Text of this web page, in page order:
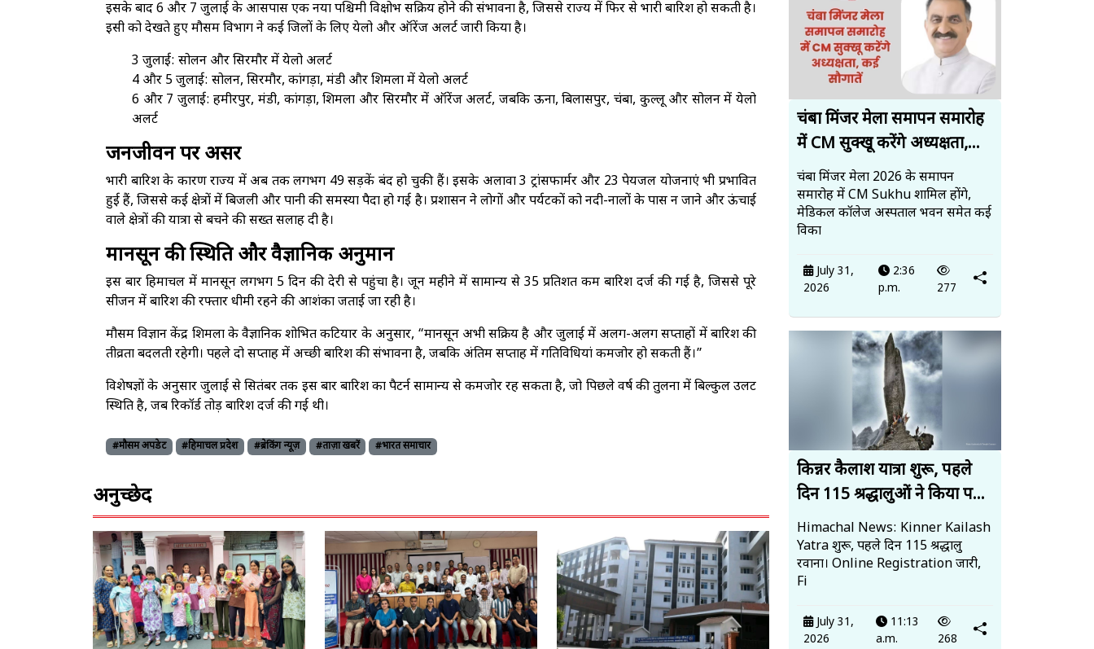
इसके बाद 6 और 7 जुलाई के आसपास एक नया पश्चिमी विक्षोभ सक्रिय होने की संभावना है, जिससे राज्य में फिर से भारी बारिश हो सकती है।
इसी को देखते हुए मौसम विभाग ने कई जिलों के लिए येलो और ऑरेंज अलर्ट जारी किया है।
3 जुलाई: सोलन और सिरमौर में येलो अलर्ट
4 और 5 जुलाई: सोलन, सिरमौर, कांगड़ा, मंडी और शिमला में येलो अलर्ट
6 और 7 जुलाई: हमीरपुर, मंडी, कांगड़ा, शिमला और सिरमौर में ऑरेंज अलर्ट, जबकि ऊना, बिलासपुर, चंबा, कुल्लू और सोलन में येलो
अलर्ट
जनजीवन पर असर
भारी बारिश के कारण राज्य में अब तक लगभग 49 सड़कें बंद हो चुकी हैं। इसके अलावा 3 ट्रांसफार्मर और 23 पेयजल योजनाएं भी प्रभावित
हुई हैं, जिससे कई क्षेत्रों में बिजली और पानी की समस्या पैदा हो गई है। प्रशासन ने लोगों और पर्यटकों को नदी-नालों के पास न जाने और ऊंचाई
वाले क्षेत्रों की यात्रा से बचने की सख्त सलाह दी है।
मानसून की स्थिति और वैज्ञानिक अनुमान
इस बार हिमाचल में मानसून लगभग 5 दिन की देरी से पहुंचा है। जून महीने में सामान्य से 35 प्रतिशत कम बारिश दर्ज की गई है, जिससे पूरे
सीजन में बारिश की रफ्तार धीमी रहने की आशंका जताई जा रही है।
मौसम विज्ञान केंद्र शिमला के वैज्ञानिक शोभित कटियार के अनुसार, “मानसून अभी सक्रिय है और जुलाई में अलग-अलग सप्ताहों में बारिश की
तीव्रता बदलती रहेगी। पहले दो सप्ताह में अच्छी बारिश की संभावना है, जबकि अंतिम सप्ताह में गतिविधियां कमजोर हो सकती हैं।”
विशेषज्ञों के अनुसार जुलाई से सितंबर तक इस बार बारिश का पैटर्न सामान्य से कमजोर रह सकता है, जो पिछले वर्ष की तुलना में बिल्कुल उलट
स्थिति है, जब रिकॉर्ड तोड़ बारिश दर्ज की गई थी।
#मौसम अपडेट #हिमाचल प्रदेश #ब्रेकिंग न्यूज़ #ताज़ा खबरें #भारत समाचार
अनुच्छेद
चंबा मिंजर मेला समापन समारोह
में CM सुक्खू करेंगे अध्यक्षता,...
चंबा मिंजर मेला 2026 के समापन
समारोह में CM Sukhu शामिल होंगे,
मेडिकल कॉलेज अस्पताल भवन समेत कई
विका
July 31,
2026
2:36
p.m.
277
किन्नर कैलाश यात्रा शुरू, पहले
दिन 115 श्रद्धालुओं ने किया प...
Himachal News: Kinner Kailash
Yatra शुरू, पहले दिन 115 श्रद्धालु
रवाना। Online Registration जारी,
Fi
July 31,
2026
11:13
a.m.
268